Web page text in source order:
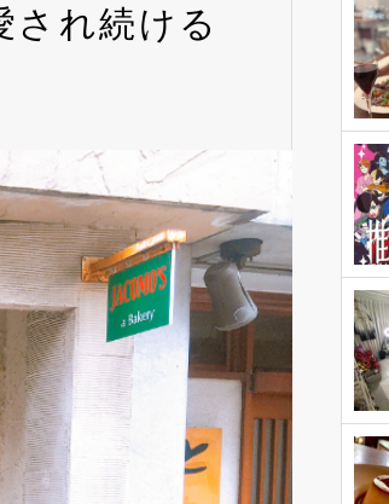
され続ける